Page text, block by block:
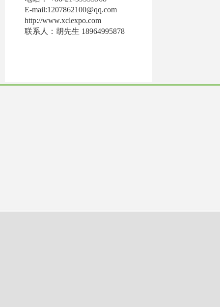
E-mail:1207862100@qq.com
http://www.xclexpo.com
联系人：胡先生 18964995878